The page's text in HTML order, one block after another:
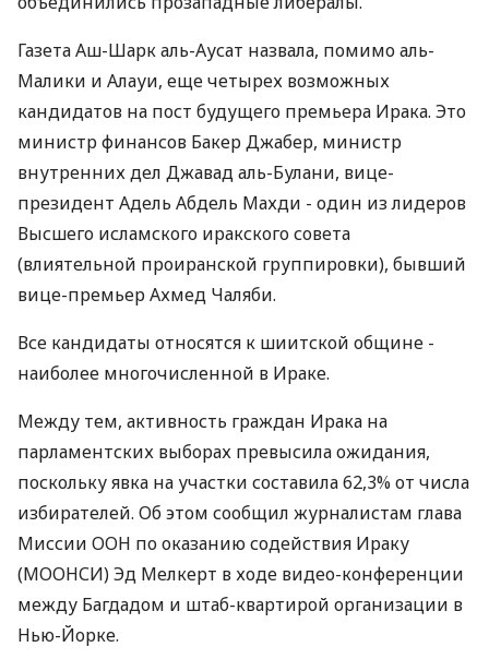
Газета Аш-Шарк аль-Аусат назвала, помимо аль-
Малики и Алауи, еще четырех возможных
кандидатов на пост будущего премьера Ирака. Это
министр финансов Бакер Джабер, министр
внутренних дел Джавад аль-Булани, вице-
президент Адель Абдель Махди - один из лидеров
Высшего исламского иракского совета
(влиятельной проиранской группировки), бывший
вице-премьер Ахмед Чаляби.
Все кандидаты относятся к шиитской общине -
наиболее многочисленной в Ираке.
Между тем, активность граждан Ирака на
парламентских выборах превысила ожидания,
поскольку явка на участки составила 62,3% от числа
избирателей. Об этом сообщил журналистам глава
Миссии ООН по оказанию содействия Ираку
(МООНСИ) Эд Мелкерт в ходе видео-конференции
между Багдадом и штаб-квартирой организации в
Нью-Йорке.